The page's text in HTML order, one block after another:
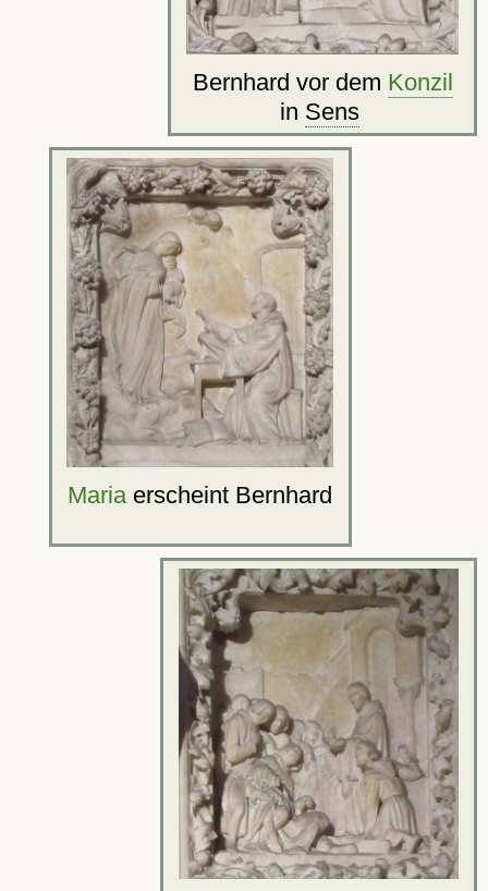
Bernhard vor dem Konzil
in Sens
Mariaerscheint Bernhard